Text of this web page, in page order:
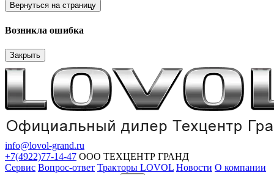
Вернуться на страницу
Возникла ошибка
Закрыть
info@lovol-grand.ru
+7(4922)77-14-47 ООО ТЕХЦЕНТР ГРАНД
Сервис Вопрос-ответ Тракторы LOVOL Новости О компании